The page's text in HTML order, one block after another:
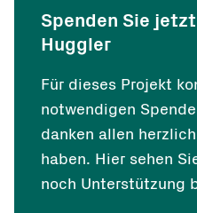
Spenden Sie
Huggler
Für dieses Projekt
notwendigen
danken allen
haben. Hier sehen
noch Unterstützung